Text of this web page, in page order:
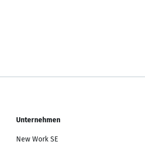
Unternehmen
New Work SE